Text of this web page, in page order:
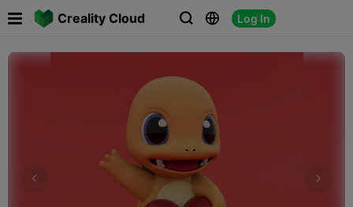
Creality Cloud   Log In
 